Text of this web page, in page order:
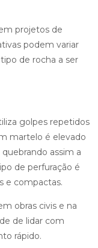
projetos de
podem variar
de rocha a ser
golpes repetidos
martelo é elevado
assim a
de perfuração é
e compactas.
obras civis e na
de lidar com
rápido.